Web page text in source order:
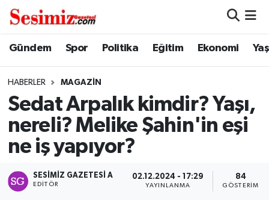
Gündem Spor Politika Eğitim Ekonomi
HABERLER MAGAZIN
Sedat Arpalık kimdir? Yaşı,
nereli? Melike Şahin'in eşi
ne iş yapıyor?
SESIMIZ GAZETESI A
EDITÖR
02.12.2024 - 17:29
YAYINLANMA
84
GÖSTERIM
Dünya
Ekonomi
Genel
Gündem
Nöbetçi Eczaneler
Hava Durumu
Namaz Vakitleri
Trafik Durumu
Süper Lig Puan Durumu ve Fikstür